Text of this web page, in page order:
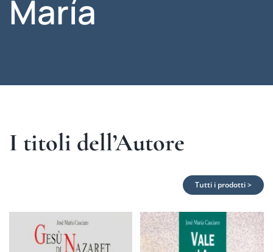
María
I titoli dell’Autore
Tutti i prodotti >